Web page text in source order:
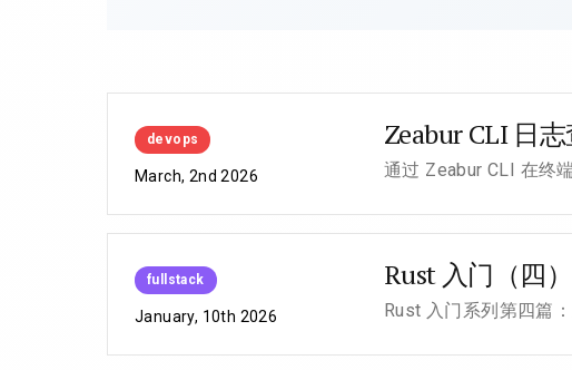
devops
March, 2nd 2026
Zeabur CLI 日
通过 Zeabur CLI 在终
fullstack
January, 10th 2026
Rust 入门（四
Rust 入门系列第四篇